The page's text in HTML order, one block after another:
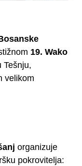
19. Wako
Tešnju,
velikom
organizuje
pokrovitelja: